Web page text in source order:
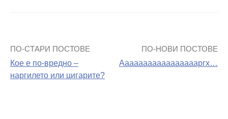
Навигация
на
ПО-СТАРИ ПОСТОВЕ
Кое е по-вредно –
наргилето или цигарите?
ПО-НОВИ ПОСТОВЕ
Аааааааааааааааааргх…